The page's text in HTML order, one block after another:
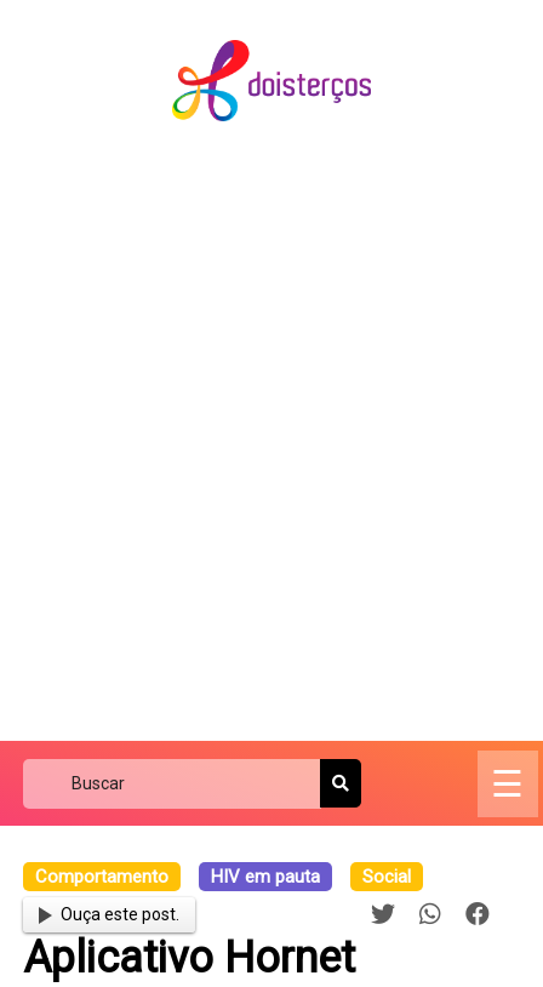
☰
Comportamento HIV em pauta Social
Ouça este post.
Aplicativo Hornet